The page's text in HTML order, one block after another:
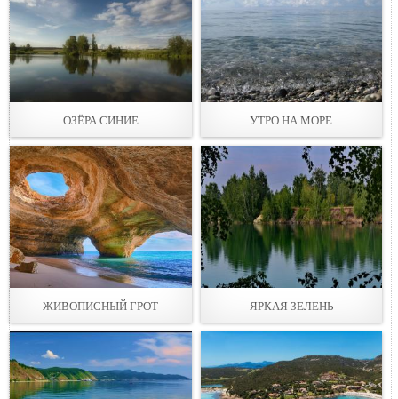
ОЗЁРА СИНИЕ УТРО НА МОРЕ
ЖИВОПИСНЫЙ ГРОТ ЯРКАЯ ЗЕЛЕНЬ